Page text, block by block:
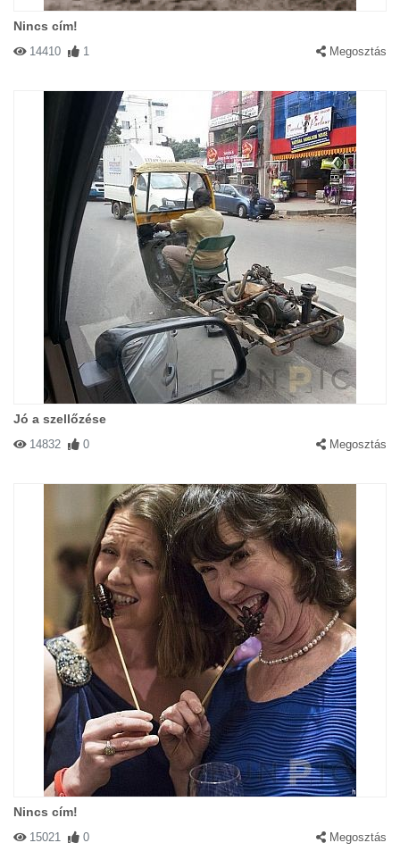
Nincs cím!
14410 1 Megosztás
Jó a szellőzése
14832 0 Megosztás
Nincs cím!
15021 0 Megosztás